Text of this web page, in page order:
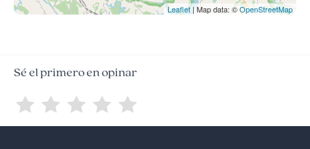
Leaflet | Map data: ©OpenStreetMap
Sé el primero en opinar